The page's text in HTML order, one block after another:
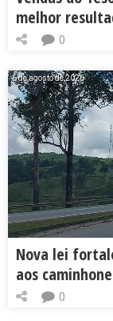
melhor
0
6 de agosto de 2026
Nova lei
aos
0